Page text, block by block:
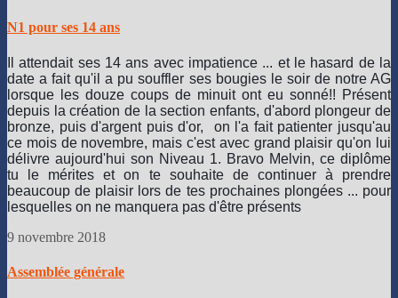
N1 pour ses 14 ans
Il attendait ses 14 ans avec impatience ... et le hasard de la
date a fait qu'il a pu souffler ses bougies le soir de notre AG
lorsque les douze coups de minuit ont eu sonné!! Présent
depuis la création de la section enfants, d'abord plongeur de
bronze, puis d'argent puis d'or, on l'a fait patienter jusqu'au
ce mois de novembre, mais c'est avec grand plaisir qu'on lui
délivre aujourd'hui son Niveau 1. Bravo Melvin, ce diplôme
tu le mérites et on te souhaite de continuer à prendre
beaucoup de plaisir lors de tes prochaines plongées ... pour
lesquelles on ne manquera pas d'être présents
9 novembre 2018
Assemblée générale